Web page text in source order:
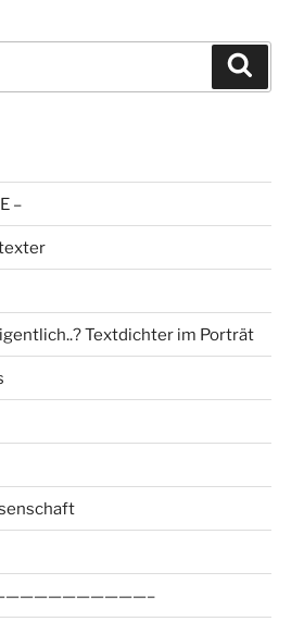
–
Textdichter im Porträt